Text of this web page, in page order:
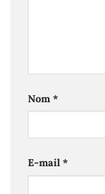
Nom *
E-mail*